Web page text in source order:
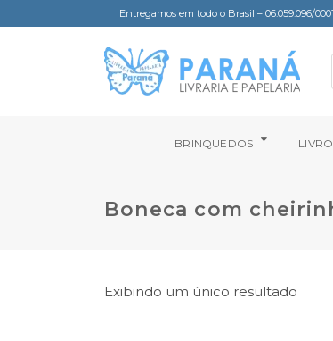
Entregamos em todo o Brasil – 06.059.096/
BRINQUEDOS
Boneca com
Exibindo um único resultado